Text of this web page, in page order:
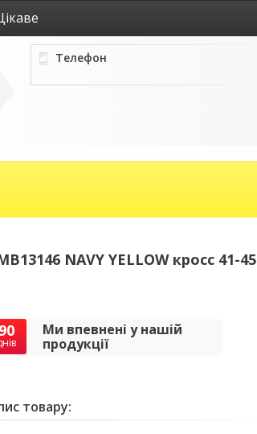
Телефон
NAVY YELLOW кросс 41-45
90
Ми впевнені у нашій
продукції
товару: